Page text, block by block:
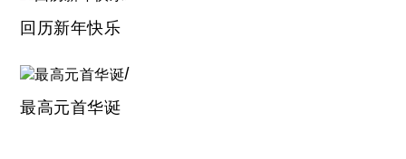
回历新年快乐
最高元首华诞